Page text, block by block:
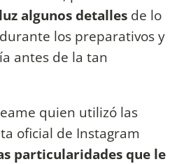
algunos detalles de lo
los preparativos y
antes de la tan
quien utilizó las
oficial de Instagram
particularidades que le